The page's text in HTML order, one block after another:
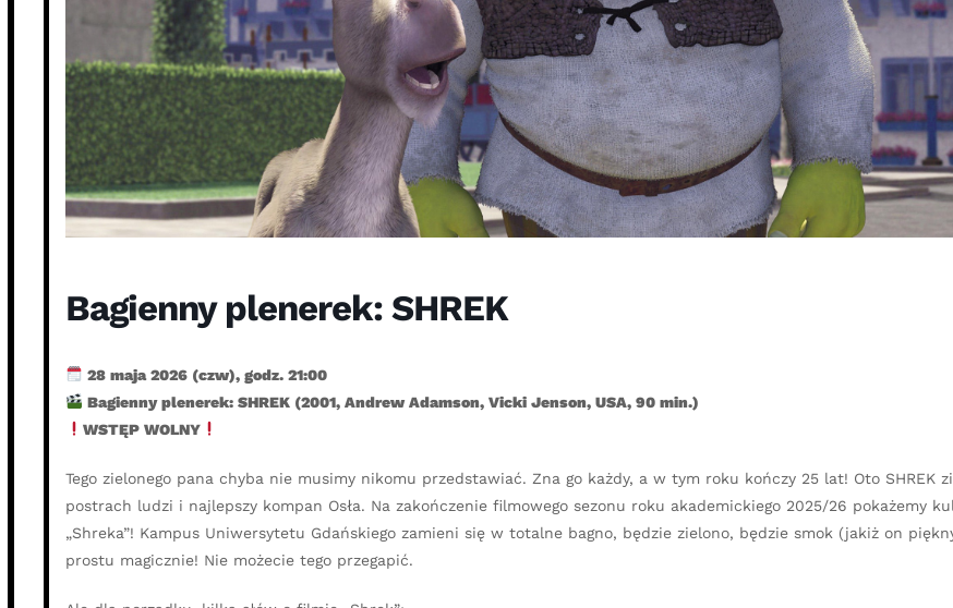
Bagienny plenerek: SHREK
28 maja 2026 (czw), godz. 21:00
Bagienny plenerek: SHREK (2001, Andrew Adamson, Vicki Jenson, USA, 90 min.)
WSTĘP WOLNY
Tego zielonego pana chyba nie musimy nikomu przedstawiać. Zna go każdy, a w tym roku kończy 25 lat! Oto SHREK
postrach ludzi i najlepszy kompan Osła. Na zakończenie filmowego sezonu roku akademickiego 2025/26 pokażemy
„Shreka”! Kampus Uniwersytetu Gdańskiego zamieni się w totalne bagno, będzie zielono, będzie smok (jakiż on
prostu magicznie! Nie możecie tego przegapić.